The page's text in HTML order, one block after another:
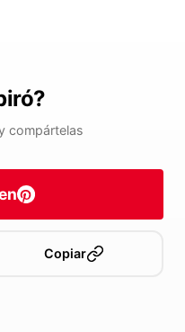
compártelas
Copiar